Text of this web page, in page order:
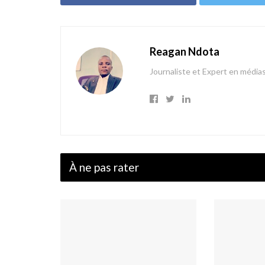
Reagan Ndota
Journaliste et Expert en
À ne pas rater